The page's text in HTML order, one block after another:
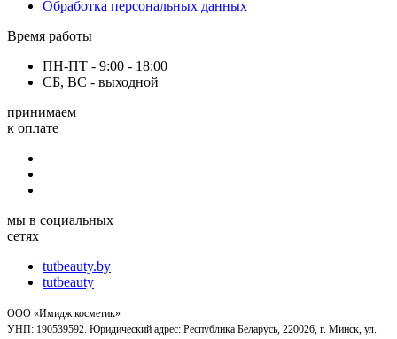
Обработка персональных данных
Время работы
ПН-ПТ - 9:00 - 18:00
СБ, ВС - выходной
принимаем
к оплате
мы в социальных
сетях
tutbeauty.by
tutbeauty
ООО «Имидж косметик»
УНП: 190539592. Юридический адрес: Республика Беларусь, 220026, г. Минск, ул.